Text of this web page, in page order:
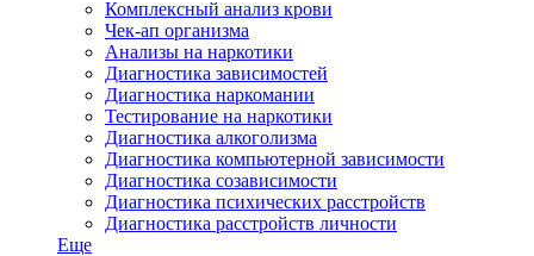
Комплексный анализ крови
Чек-ап организма
Анализы на наркотики
Диагностика зависимостей
Диагностика наркомании
Тестирование на наркотики
Диагностика алкоголизма
Диагностика компьютерной зависимости
Диагностика созависимости
Диагностика психических расстройств
Диагностика расстройств личности
Еще